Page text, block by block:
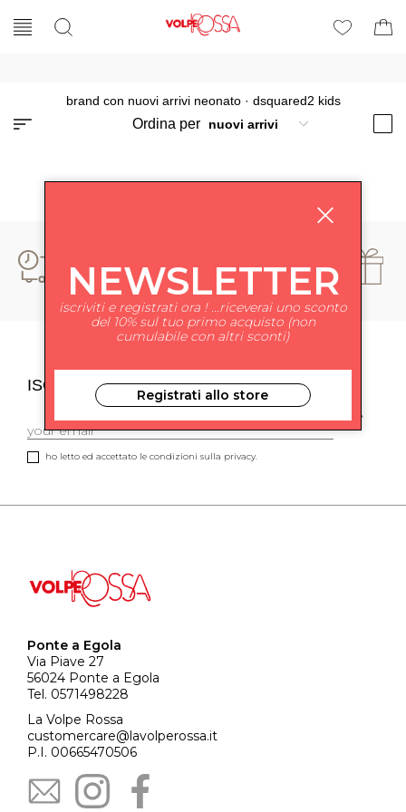
brand con nuovi arrivi neonato· dsquared2 kids
Ordina per
ISCRIVITI ALLA NEWSLETTER
ho letto ed accettato le condizioni sulla privacy.
Ponte a Egola
Via Piave 27
56024 Ponte a Egola
Tel. 0571498228
La Volpe Rossa
customercare@lavolperossa.it
P.I. 00665470506
NEWSLETTER
iscriviti e registrati ora ! ...riceverai uno sconto
del 10% sul tuo primo acquisto (non
cumulabile con altri sconti)
Registrati allo store